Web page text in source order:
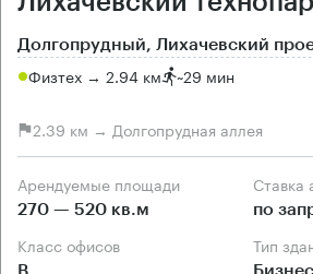
Долгопрудный, Лихачевский
Физтех → 2.94 км ~29 мин
2.39 км → Долгопрудная аллея
Арендуемые площади
270 — 520 кв.м по
Класс офисов Тип